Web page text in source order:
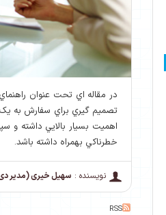
در مقاله اي تحت عنوان
تصميم گيري براي سفارش به
اهميت بسيار بالايي داشته و
خطرناکي بهمراه داشته باشد.
نویسنده : سهیل خیری (مدیر
RSS